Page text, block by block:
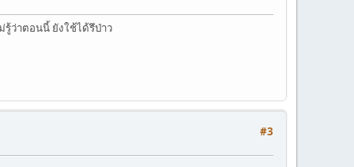
ว่าตอนนี้ ยังใช้ได้รึป่าว
#3